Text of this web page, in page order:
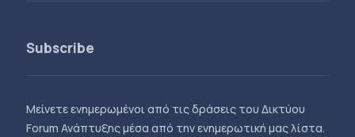
Subscribe
Μείνετε ενημερωμένοι από τις δράσεις του Δικτύου
Forum Ανάπτυξης μέσα από την ενημερωτική μας λίστα.